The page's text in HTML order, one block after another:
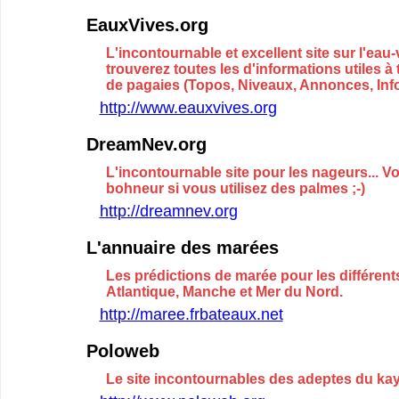
EauxVives.org
L'incontournable et excellent site sur
trouverez toutes les d'informations utiles à
de pagaies (Topos, Niveaux, Annonces,
http://www.eauxvives.org
DreamNev.org
L'incontournable site pour les nageurs...
bohneur si vous utilisez des palmes ;-)
http://dreamnev.org
L'annuaire des marées
Les prédictions de marée pour les
Atlantique, Manche et Mer du Nord.
http://maree.frbateaux.net
Poloweb
Le site incontournables des adeptes du